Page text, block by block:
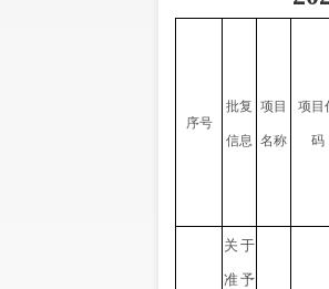
序号
批复
信息
项目
名称
项目
码
关于
准予